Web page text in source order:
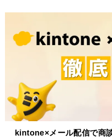
kintone×メール配信で商